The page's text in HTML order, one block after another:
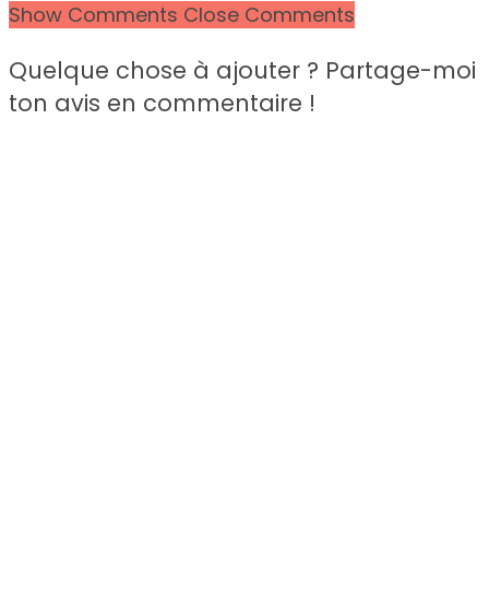
Show Comments Close Comments
Quelque chose à ajouter ? Partage-moi
ton avis en commentaire !